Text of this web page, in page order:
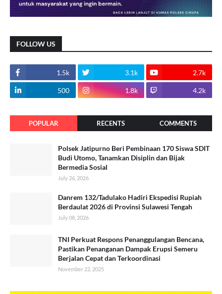
FOLLOW US
1.5k 3.1k 2.7k
500 1.8k 4.2k
POPULAR RECENTS COMMENTS
Polsek Jatipurno Beri Pembinaan 170 Siswa SDIT
Budi Utomo, Tanamkan Disiplin dan Bijak
Bermedia Sosial
July 26, 2026
Danrem 132/Tadulako Hadiri Ekspedisi Rupiah
Berdaulat 2026 di Provinsi Sulawesi Tengah
July 08, 2026
TNI Perkuat Respons Penanggulangan Bencana,
Pastikan Penanganan Dampak Erupsi Semeru
Berjalan Cepat dan Terkoordinasi
November 22, 2025